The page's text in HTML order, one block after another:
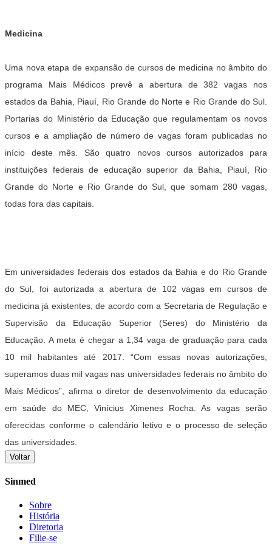
Medicina
Uma nova etapa de expansão de cursos de medicina no âmbito do
programa Mais Médicos prevê a abertura de 382 vagas nos
estados da Bahia, Piauí, Rio Grande do Norte e Rio Grande do Sul.
Portarias do Ministério da Educação que regulamentam os novos
cursos e a ampliação de número de vagas foram publicadas no
início deste mês. São quatro novos cursos autorizados para
instituições federais de educação superior da Bahia, Piauí, Rio
Grande do Norte e Rio Grande do Sul, que somam 280 vagas,
todas fora das capitais.
Em universidades federais dos estados da Bahia e do Rio Grande
do Sul, foi autorizada a abertura de 102 vagas em cursos de
medicina já existentes, de acordo com a Secretaria de Regulação e
Supervisão da Educação Superior (Seres) do Ministério da
Educação. A meta é chegar a 1,34 vaga de graduação para cada
10 mil habitantes até 2017. “Com essas novas autorizações,
superamos duas mil vagas nas universidades federais no âmbito do
Mais Médicos”, afirma o diretor de desenvolvimento da educação
em saúde do MEC, Vinícius Ximenes Rocha. As vagas serão
oferecidas conforme o calendário letivo e o processo de seleção
das universidades.
Voltar
Sinmed
Sobre
História
Diretoria
Filie-se